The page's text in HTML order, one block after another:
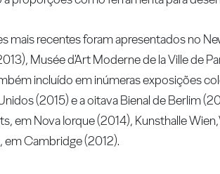
mais recentes foram apresentados no
Musée d'Art Moderne de la Ville de
incluído em inúmeras exposições
(2015) e a oitava Bienal de Berlim
em Nova Iorque (2014), Kunsthalle
em Cambridge (2012).